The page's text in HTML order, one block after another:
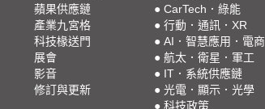
蘋果供應鏈
產業九宮格
科技椽送門
展會
影音
修訂與更新
● CarTech．綠能
● 行動．通訊．XR
● AI．智慧應用．電
● 航太．衛星．軍工
● IT．系統供應鏈
● 光電．顯示．光學
● 科技政策